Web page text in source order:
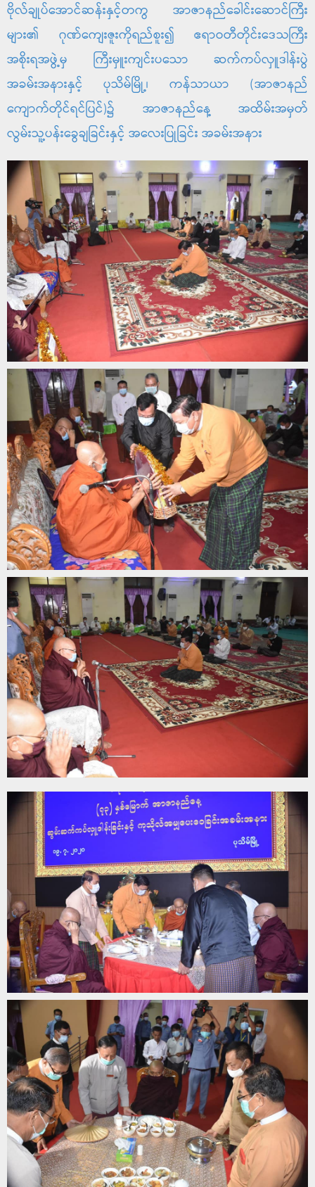
ဗိုလ်ချုပ်အောင်ဆန်းနှင့်တကွ အာဇာနည်ခေါင်းဆောင်ကြီး
များ၏ ဂုဏ်ကျေးဇူးကိုရည်စူး၍ ဧရာဝတီတိုင်းဒေသကြီး
အစိုးရအဖွဲ့မှ ကြီးမှူးကျင်းပသော ဆက်ကပ်လှူဒါန်းပွဲ
အခမ်းအနားနှင့် ပုသိမ်မြို့၊ ကန်သာယာ (အာဇာနည်
ကျောက်တိုင်ရင်ပြင်)၌ အာဇာနည်နေ့ အထိမ်းအမှတ်
လွမ်းသူ့ပန်းခွေချခြင်းနှင့် အလေးပြုခြင်း အခမ်းအနား